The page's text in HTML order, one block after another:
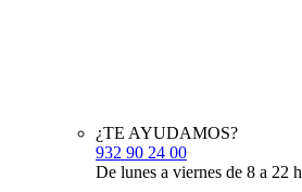
¿TE AYUDAMOS?
932 90 24 00
De lunes a viernes de 8 a 22